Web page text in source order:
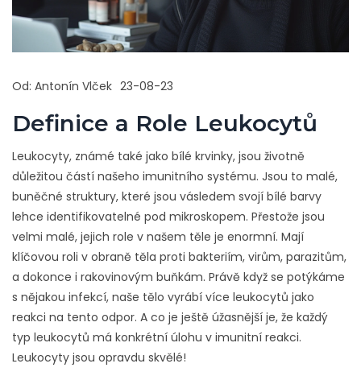
Od: Antonín Vlček 23-08-23
Definice a Role Leukocytů
Leukocyty, známé také jako bílé krvinky, jsou životně
důležitou částí našeho imunitního systému. Jsou to malé,
buněčné struktury, které jsou vásledem svojí bílé barvy
lehce identifikovatelné pod mikroskopem. Přestože jsou
velmi malé, jejich role v našem těle je enormní. Mají
klíčovou roli v obraně těla proti bakteriím, virům, parazitům,
a dokonce i rakovinovým buňkám. Právě když se potýkáme
s nějakou infekcí, naše tělo vyrábí více leukocytů jako
reakci na tento odpor. A co je ještě úžasnější je, že každý
typ leukocytů má konkrétní úlohu v imunitní reakci.
Leukocyty jsou opravdu skvělé!